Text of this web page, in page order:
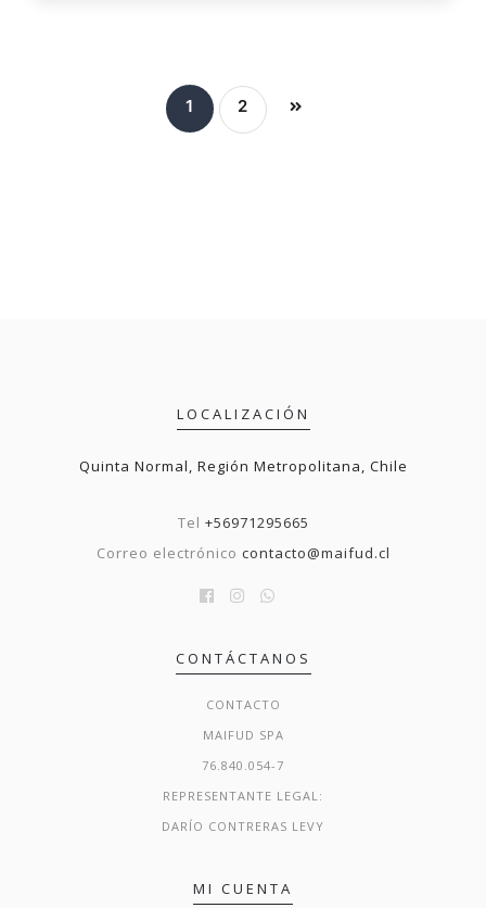
1 2
LOCALIZACIÓN
Quinta Normal, Región Metropolitana, Chile
Tel +56971295665
Correo electrónico contacto@maifud.cl
CONTÁCTANOS
CONTACTO
MAIFUD SPA
76.840.054-7
REPRESENTANTE LEGAL:
DARÍO CONTRERAS LEVY
MI CUENTA